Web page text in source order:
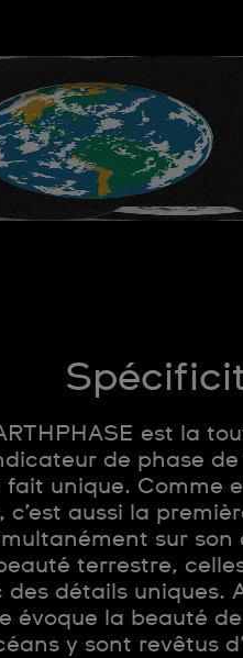
est la
de phase
unique. Comme
c’est aussi la
sur
terrestre,
détails uniques.
évoque la beauté
y sont revêtus